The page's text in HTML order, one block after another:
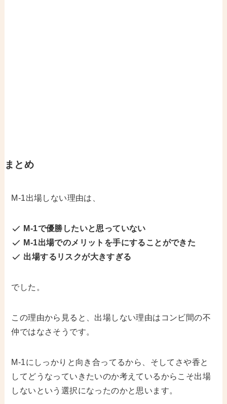
まとめ
M-1出場しない理由は、
M-1で優勝したいと思っていない
M-1出場でのメリットを手にすることができた
出場するリスクが大きすぎる
でした。
この理由から見ると、出場しない理由はコンビ間の不
仲ではなさそうです。
M-1にしっかりと向き合ってるから、そしてさや香と
してどうなっていきたいのか考えているからこそ出場
しないという選択になったのかと思います。